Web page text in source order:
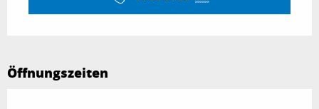
Öffnungszeiten